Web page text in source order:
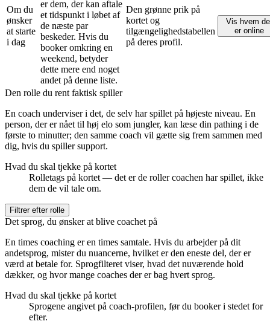
Om du
ønsker
at starte
i dag
er dem, der kan aftale
et tidspunkt i løbet af
de næste par
beskeder. Hvis du
booker omkring en
weekend, betyder
dette mere end noget
andet på denne liste.
Den grønne prik på
kortet og
tilgængelighedstabellen
på deres profil.
Vis hvem
er online
Den rolle du rent faktisk spiller
En coach underviser i det, de selv har spillet på højeste niveau. En
person, der er nået til høj elo som jungler, kan læse din pathing i de
første to minutter; den samme coach vil gætte sig frem sammen med
dig, hvis du spiller support.
Hvad du skal tjekke på kortet
Rolletags på kortet — det er de roller coachen har spillet, ikke
dem de vil tale om.
Filtrer efter rolle
Det sprog, du ønsker at blive coachet på
En times coaching er en times samtale. Hvis du arbejder på dit
andetsprog, mister du nuancerne, hvilket er den eneste del, der er
værd at betale for. Sprogfilteret viser, hvad det nuværende hold
dækker, og hvor mange coaches der er bag hvert sprog.
Hvad du skal tjekke på kortet
Sprogene angivet på coach-profilen, før du booker i stedet for
efter.